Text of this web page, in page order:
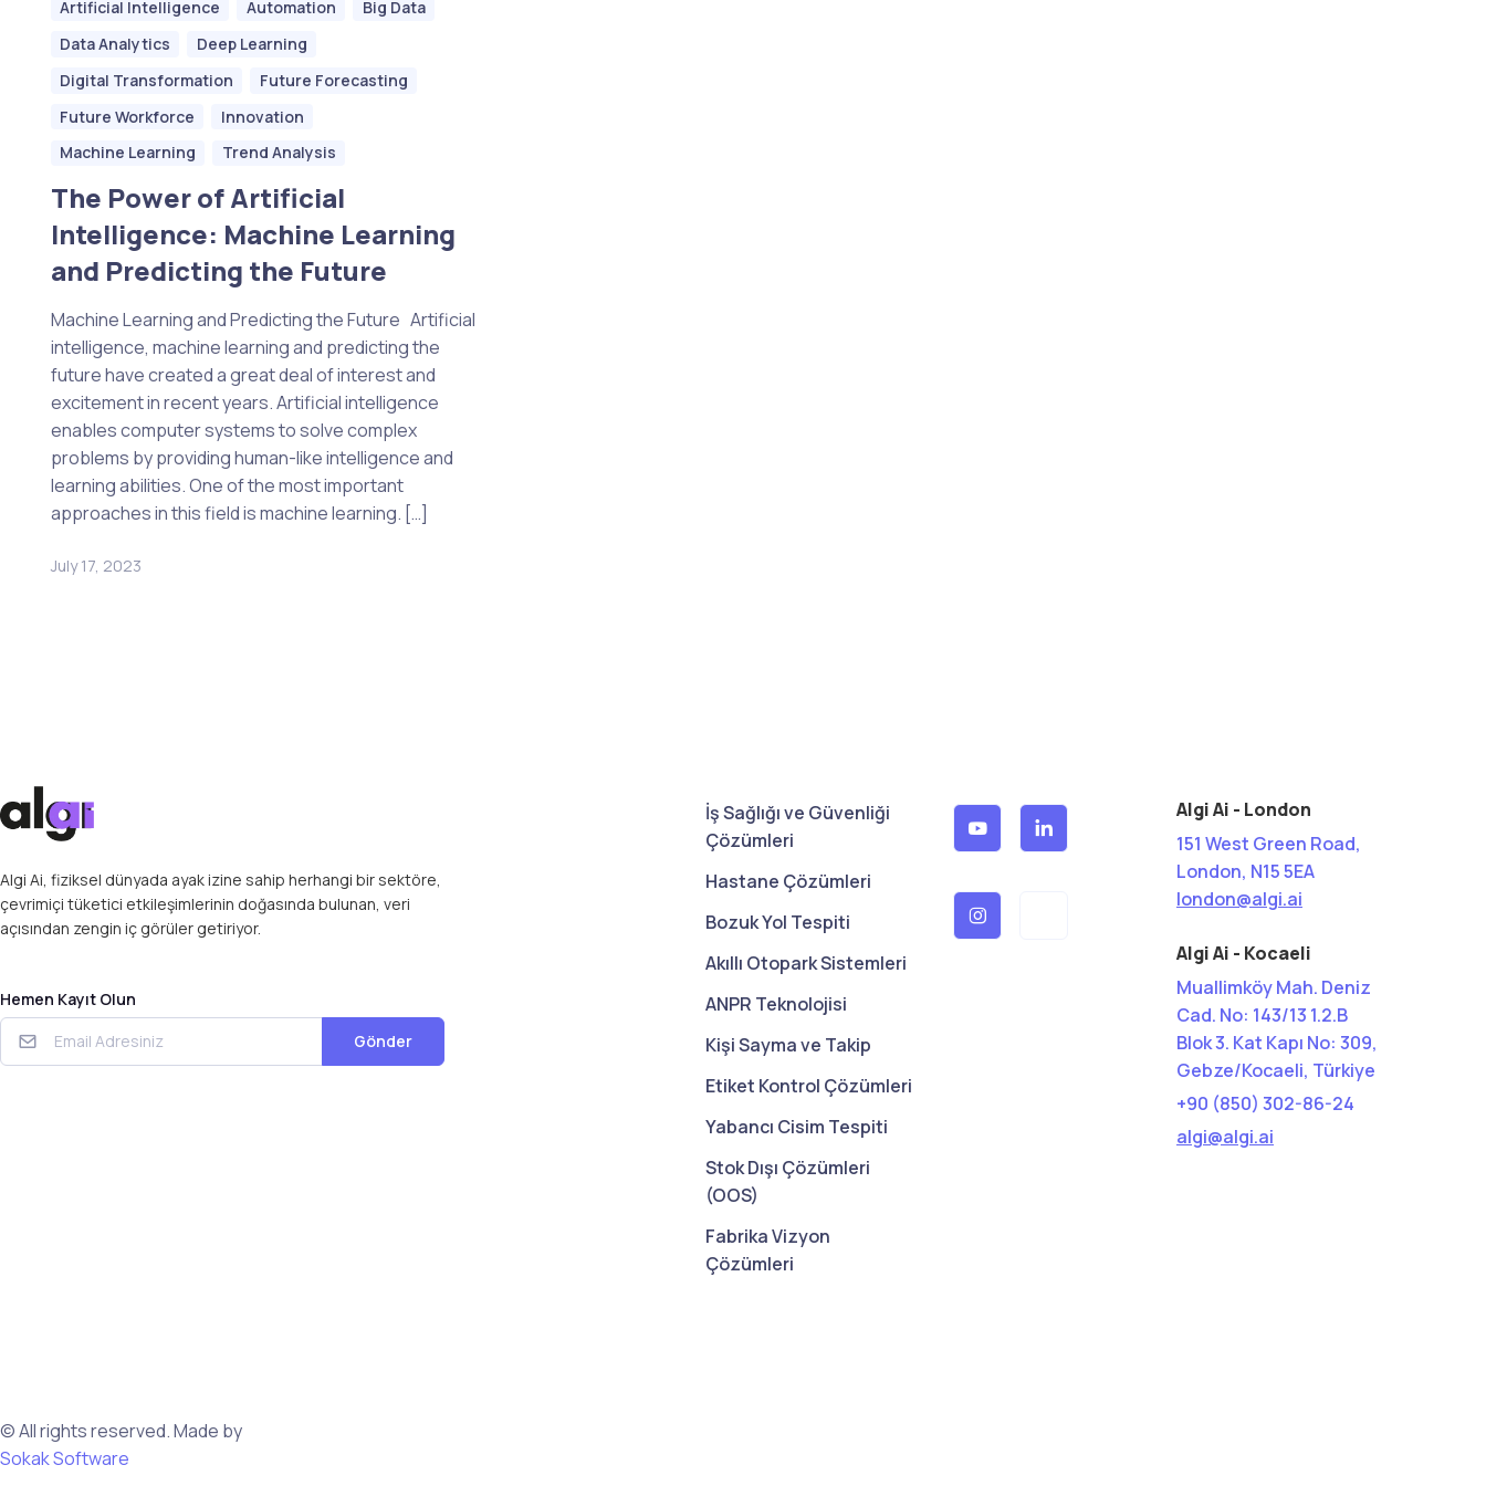
Artificial Intelligence Automation
Big Data
Data Analytics
Deep Learning
Digital Transformation
Future Forecasting
Future Workforce
Innovation
Machine Learning
Trend Analysis
The Power of Artificial
Intelligence: Machine Learning
and Predicting the Future
Machine Learning and Predicting the Future Artificial
intelligence, machine learning and predicting the
future have created a great deal of interest and
excitement in recent years. Artificial intelligence
enables computer systems to solve complex
problems by providing human-like intelligence and
learning abilities. One of the most important
approaches in this field is machine learning. […]
July 17, 2023
Algi Ai, fiziksel dünyada ayak izine sahip herhangi bir sektöre,
çevrimiçi tüketici etkileşimlerinin doğasında bulunan, veri
açısından zengin iç görüler getiriyor.
Hemen Kayıt Olun
Gönder
İş Sağlığı ve Güvenliği
Çözümleri
Hastane Çözümleri
Bozuk Yol Tespiti
Akıllı Otopark Sistemleri
ANPR Teknolojisi
Kişi Sayma ve Takip
Etiket Kontrol Çözümleri
Yabancı Cisim Tespiti
Stok Dışı Çözümleri
(OOS)
Fabrika Vizyon
Çözümleri
Algi Ai - London
151 West Green Road,
London, N15 5EA
london@algi.ai
Algi Ai - Kocaeli
Muallimköy Mah. Deniz
Cad. No: 143/13 1.2.B
Blok 3. Kat Kapı No: 309,
Gebze/Kocaeli, Türkiye
+90 (850) 302-86-24
algi@algi.ai
© All rights reserved. Made by
Sokak Software